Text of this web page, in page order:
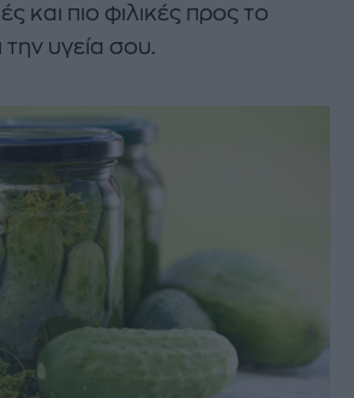
και πιο φιλικές προς το
την υγεία σου.